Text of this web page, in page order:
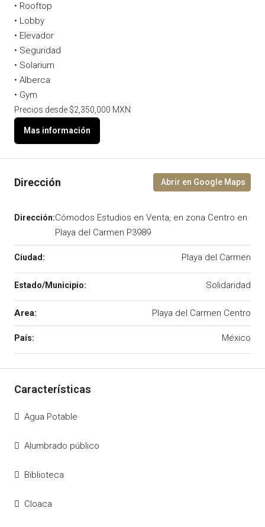
• Rooftop
• Lobby
• Elevador
• Seguridad
• Solarium
• Alberca
• Gym
Precios desde $2,350,000 MXN
Cómodos Estudios en Venta, en zona Centro en
Playa del Carmen P3989
Playa del Carmen
Solidaridad
Area: Playa del Carmen Centro
México
Agua Potable
Alumbrado público
Biblioteca
Cloaca